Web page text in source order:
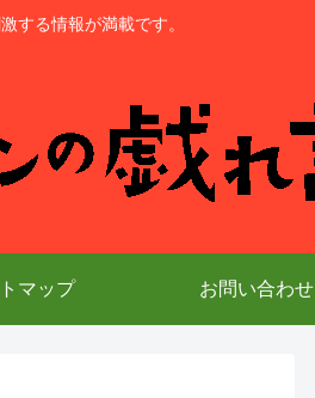
する情報が満載です。
マップ お問い合わせ